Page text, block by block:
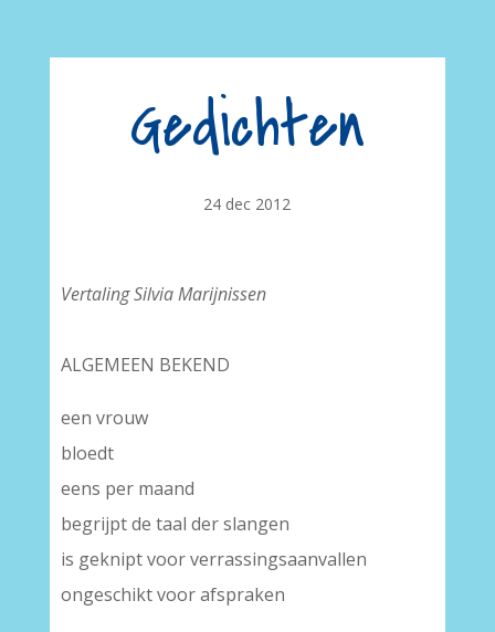
Gedichten
24 dec 2012
Vertaling Silvia Marijnissen
ALGEMEEN BEKEND
een vrouw
bloedt
eens per maand
begrijpt de taal der slangen
is geknipt voor verrassingsaanvallen
ongeschikt voor afspraken